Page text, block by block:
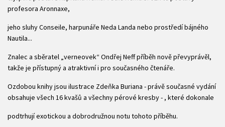
profesora Aronnaxe,
jeho sluhy Conseile, harpunáře Neda Landa nebo prostředí bájného
Nautila...
Znalec a sběratel „verneovek“ Ondřej Neff příběh nově převyprávěl,
takže je přístupný a atraktivní i pro současného čtenáře.
Ozdobou knihy jsou ilustrace Zdeňka Buriana - právě současné vydání
obsahuje všech 16 kvašů a všechny pérové kresby - , které dokonale
podtrhují exotickou a dobrodružnou notu tohoto příběhu.